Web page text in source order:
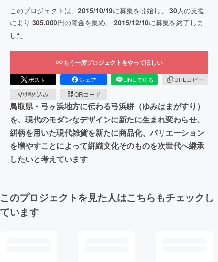
このプロジェクトは、 2015/10/19に募集を開始し、 30人の支援
により 305,000円の資金を集め、 2015/12/10に募集を終了しま
した
もう一度プロジェクトをやってほしい
ポスト シェア LINEで送る
URLコピー
埋め込み
QRコード
鳥取県・弓ヶ浜地方に伝わる弓浜絣（ゆみはまがすり）
を、現代のモダンなデザインに新たに生まれ変わらせ、
絣柄を用いた現代雑貨を新たに商品化、バリエーション
を増やすことによって絣織文化そのものを次世代へ継承
したいと考えています
このプロジェクトを見た人はこちらもチェックし
ています